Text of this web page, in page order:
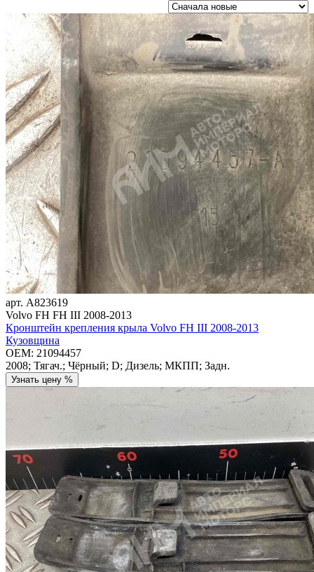
арт. A823619
Volvo FH FH III 2008-2013
Кронштейн крепления крыла Volvo FH III 2008-2013
Кузовщина
OEM: 21094457
2008; Тягач.; Чёрный; D; Дизель; МКПП; Задн.
Узнать цену %